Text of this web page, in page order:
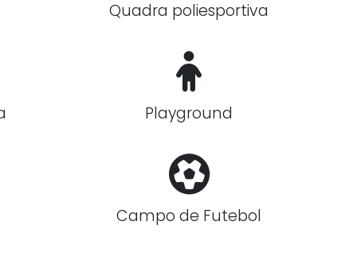
Quadra poliesportiva
Playground
Campo de Futebol